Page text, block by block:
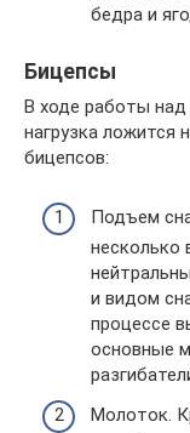
бедра и
Бицепсы
В ходе работы
нагрузка ложится
бицепсов:
Подъем
несколько
и видом
процессе
основные
Молоток.